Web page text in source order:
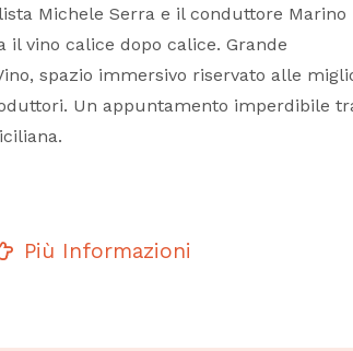
Michele Serra e il conduttore Marino
vino calice dopo calice. Grande
spazio immersivo riservato alle
Un appuntamento imperdibile
Più Informazioni